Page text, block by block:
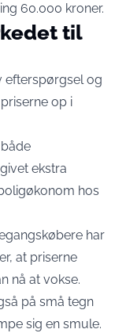
60.000 kroner.
til
efterspørgsel og
op i
ekstra
hos
har
at priserne
nå at vokse.
på små tegn
sig en smule.